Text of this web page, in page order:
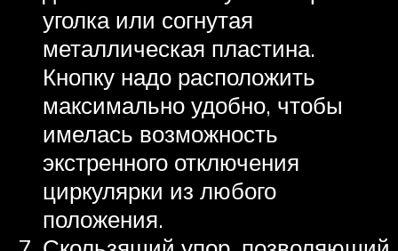
уголка или согнутая
металлическая пластина.
Кнопку надо расположить
максимально удобно, чтобы
имелась возможность
экстренного отключения
циркулярки из любого
положения.